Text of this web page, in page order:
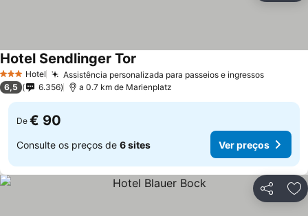
3 EstrelasHotel Assistência personalizada para passeios e ingressos
Hotel Sendlinger Tor
6,5 6.356 a 0.7 km de Marienplatz
De € 90
Consulte os preços de 6 sites Ver preços
Partilhar